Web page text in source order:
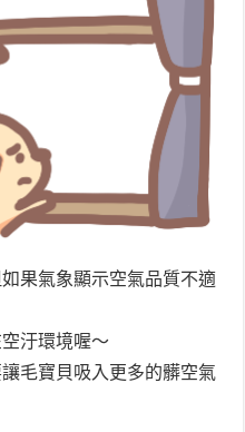
果氣象顯示空氣品質不適
汙環境喔～
毛寶貝吸入更多的髒空氣